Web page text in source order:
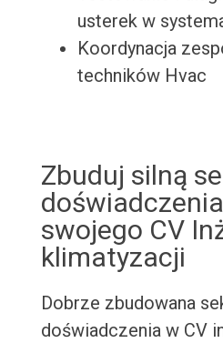
usterek w
Koordynacja
techników Hvac
Zbuduj silną
swojego CV
klimatyzacji
Dobrze zbudowana
doświadczenia w CV